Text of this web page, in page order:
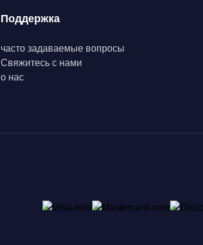
Поддержка
часто задаваемые вопросы
Свяжитесь с нами
о нас